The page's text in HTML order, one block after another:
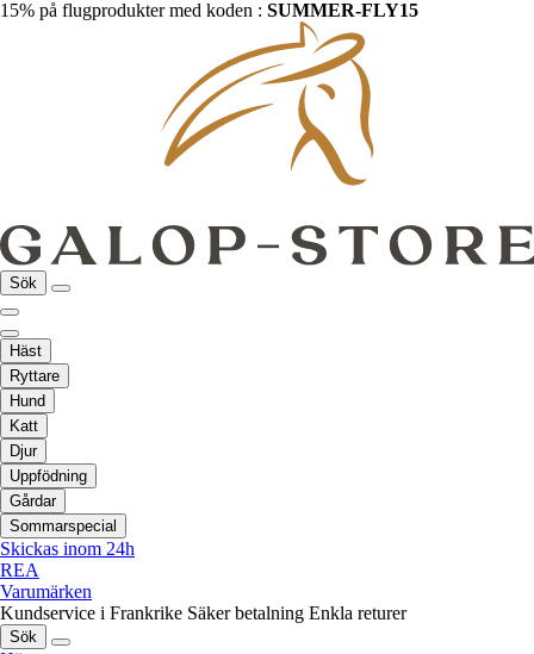
15% på flugprodukter med koden : SUMMER-FLY15
Sök
Häst
Ryttare
Hund
Katt
Djur
Uppfödning
Gårdar
Sommarspecial
Skickas inom 24h
REA
Varumärken
Kundservice i Frankrike Säker betalning Enkla returer
Sök